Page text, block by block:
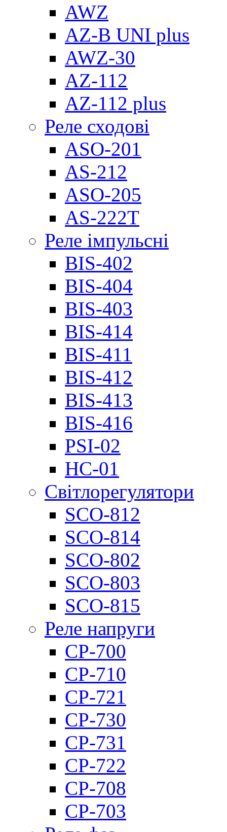
AWZ
AZ-B UNI plus
AWZ-30
AZ-112
AZ-112 plus
Реле сходові
ASO-201
AS-212
ASO-205
AS-222T
Реле імпульсні
BIS-402
BIS-404
BIS-403
BIS-414
BIS-411
BIS-412
BIS-413
BIS-416
PSI-02
НС-01
Світлорегулятори
SCO-812
SCO-814
SCO-802
SCO-803
SCO-815
Реле напруги
CP-700
CP-710
CP-721
CP-730
CP-731
CP-722
CP-708
CP-703